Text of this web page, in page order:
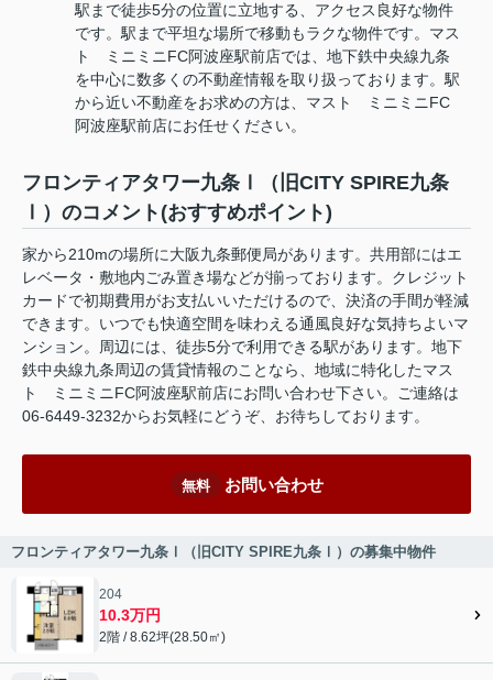
駅まで徒歩5分の位置に立地する、アクセス良好な物件
です。駅まで平坦な場所で移動もラクな物件です。マス
ト ミニミニFC阿波座駅前店では、地下鉄中央線九条
を中心に数多くの不動産情報を取り扱っております。駅
から近い不動産をお求めの方は、マスト ミニミニFC
阿波座駅前店にお任せください。
フロンティアタワー九条Ⅰ（旧CITY SPIRE九条
Ⅰ）のコメント(おすすめポイント)
家から210mの場所に大阪九条郵便局があります。共用部にはエ
レベータ・敷地内ごみ置き場などが揃っております。クレジット
カードで初期費用がお支払いいただけるので、決済の手間が軽減
できます。いつでも快適空間を味わえる通風良好な気持ちよいマ
ンション。周辺には、徒歩5分で利用できる駅があります。地下
鉄中央線九条周辺の賃貸情報のことなら、地域に特化したマス
ト ミニミニFC阿波座駅前店にお問い合わせ下さい。ご連絡は
06-6449-3232からお気軽にどうぞ、お待ちしております。
無料 お問い合わせ
フロンティアタワー九条Ⅰ（旧CITY SPIRE九条Ⅰ）の募集中物件
204
10.3万円
2階 / 8.62坪(28.50㎡)